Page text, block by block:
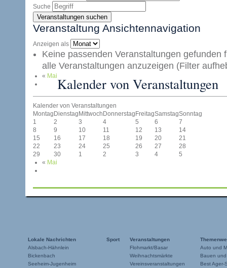
Suche
Veranstaltung Ansichtennavigation
Anzeigen als
Keine passenden Veranstaltungen gefunden
alle Veranstaltungen anzuzeigen (Filter
« MaiKalender von Veranstaltungen
Kalender von Veranstaltungen
Montag Dienstag Mittwoch Donnerstag FreitagSamstagSonntag
1
2 3 4 5 6
7
8
9 10 11 12 13
14
15
16 17 18 19 20
21
22
23 24 25 26 27
28
29
30 1 2 3 4
5
« Mai
Lokale Nachrichten
Alsbach-Hähnlein
Bickenbach
Seeheim-Jugenheim
Sport
Veranstaltungen
Flohmarkt/Basar
Weihnachtsmärkte
Vereinsveranstaltungen
Auto und
Bauen
Best Ager-